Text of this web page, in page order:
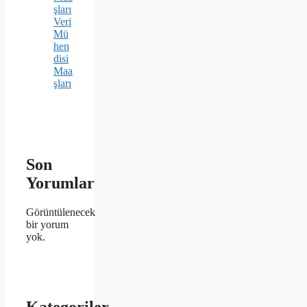
şları
Veri
Mü
hen
disi
Maa
şları
Son
Yorumlar
Görüntülenecek
bir yorum
yok.